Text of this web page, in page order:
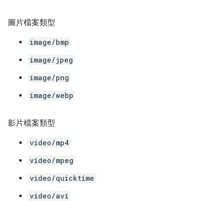
圖片檔案類型
image/bmp
image/jpeg
image/png
image/webp
影片檔案類型
video/mp4
video/mpeg
video/quicktime
video/avi